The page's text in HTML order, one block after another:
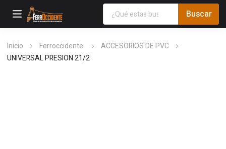
Inicio Ferroccidente
ACCESORIOS DE PVC
UNIVERSAL PRESION 21/2